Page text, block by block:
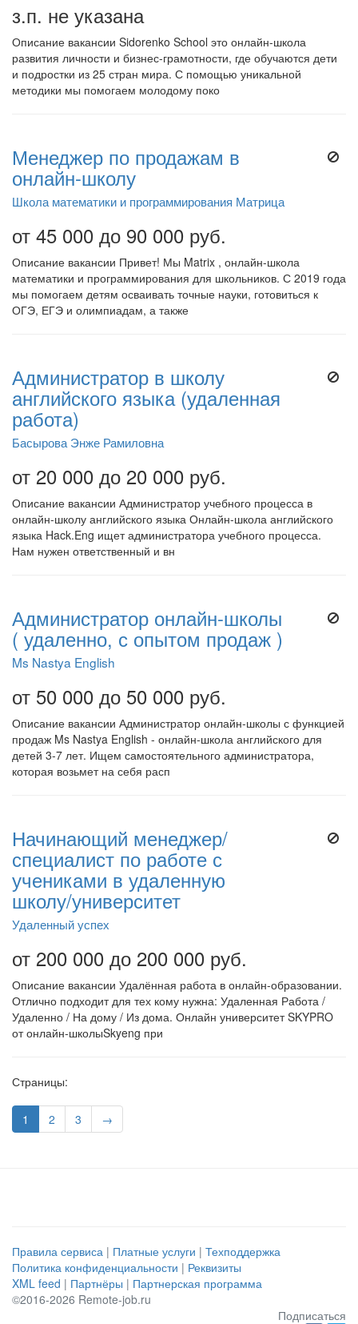
з.п. не указана
Описание вакансии Sidorenko School это онлайн-школа
развития личности и бизнес-грамотности, где обучаются дети
и подростки из 25 стран мира. С помощью уникальной
методики мы помогаем молодому поко
Менеджер по продажам в
онлайн-школу
Школа математики и программирования Матрица
от 45 000 до 90 000 руб.
Описание вакансии Привет! Мы Matrix , онлайн-школа
математики и программирования для школьников. С 2019 года
мы помогаем детям осваивать точные науки, готовиться к
ОГЭ, ЕГЭ и олимпиадам, а также
Администратор в школу
английского языка (удаленная
работа)
Басырова Энже Рамиловна
от 20 000 до 20 000 руб.
Описание вакансии Администратор учебного процесса в
онлайн-школу английского языка Онлайн-школа английского
языка Hack.Eng ищет администратора учебного процесса.
Нам нужен ответственный и вн
Администратор онлайн-школы
( удаленно, с опытом продаж )
Ms Nastya English
от 50 000 до 50 000 руб.
Описание вакансии Администратор онлайн-школы с функцией
продаж Ms Nastya English - онлайн-школа английского для
детей 3-7 лет. Ищем самостоятельного администратора,
которая возьмет на себя расп
Начинающий менеджер/
специалист по работе с
учениками в удаленную
школу/университет
Удаленный успех
от 200 000 до 200 000 руб.
Описание вакансии Удалённая работа в онлайн-образовании.
Отлично подходит для тех кому нужна: Удаленная Работа /
Удаленно / На дому / Из дома. Онлайн университет SKYPRO
от онлайн-школыSkyeng при
Страницы:
1 2 3 →
Правила сервиса | Платные услуги | Техподдержка
Политика конфиденциальности | Реквизиты
XML feed | Партнёры | Партнерская программа
©2016-2026 Remote-job.ru
Подписаться